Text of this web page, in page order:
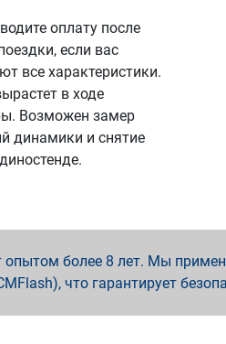
оплату после
если вас
все характеристики.
в ходе
Возможен замер
динамики и снятие
более 8 лет. Мы
что гарантирует